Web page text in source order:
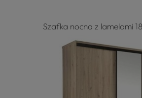
Szafka nocna z lamelami